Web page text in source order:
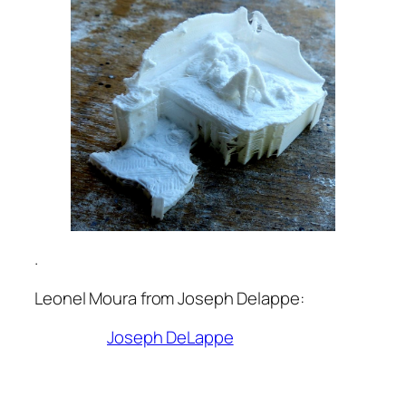
.
Leonel Moura from Joseph Delappe:
Joseph DeLappe